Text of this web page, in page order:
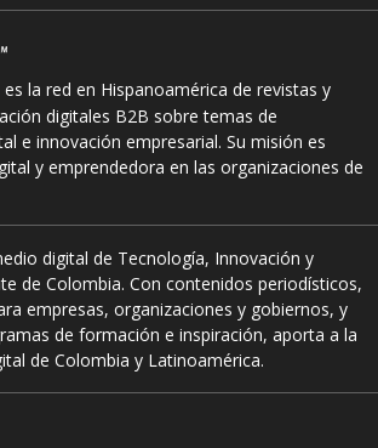
es la red en Hispanoamérica de revistas y
digitales B2B sobre temas de
e innovación empresarial. Su misión es
y emprendedora en las organizaciones de
digital de Tecnología, Innovación y
de Colombia. Con contenidos periodísticos,
empresas, organizaciones y gobiernos, y
de formación e inspiración, aporta a la
de Colombia y Latinoamérica.